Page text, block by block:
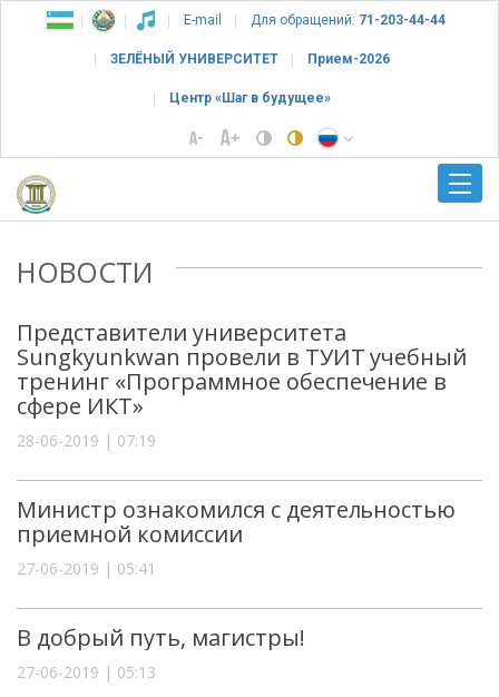
E-mail Для обращений: 71-203-44-44
ЗЕЛЁНЫЙ УНИВЕРСИТЕТ Прием-2026
Центр «Шаг в будущее»
НОВОСТИ
Представители университета
Sungkyunkwan провели в ТУИТ учебный
тренинг «Программное обеспечение в
сфере ИКТ»
28-06-2019 | 07:19
Министр ознакомился с деятельностью
приемной комиссии
27-06-2019 | 05:41
В добрый путь, магистры!
27-06-2019 | 05:13